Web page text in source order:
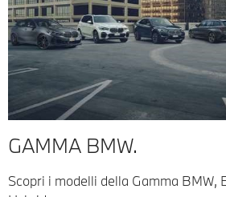
GAMMA BMW.
Scopri i modelli della Gamma BMW,